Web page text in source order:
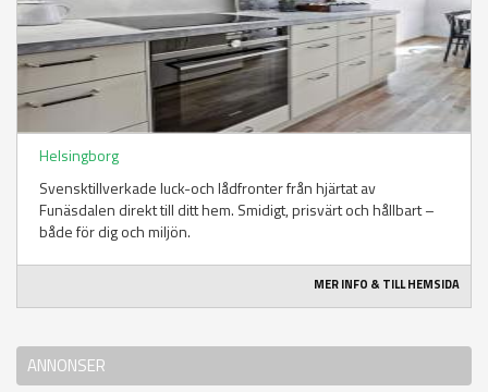
Helsingborg
Svensktillverkade luck-och lådfronter från hjärtat av
Funäsdalen direkt till ditt hem. Smidigt, prisvärt och hållbart –
både för dig och miljön.
MER INFO & TILL HEMSIDA
ANNONSER